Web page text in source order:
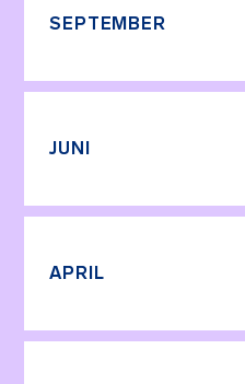
SEPTEMBER
JUNI
APRIL